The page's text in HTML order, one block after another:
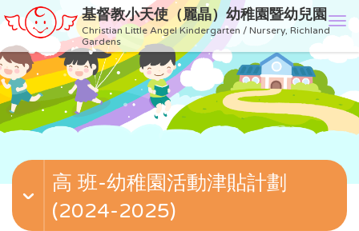
基督教小天使（麗晶）幼稚園暨幼兒園
Christian Little Angel Kindergarten / Nursery, Richland
Gardens
T
o
g
l
e
n
v
高 班-幼稚園活動津貼計劃
(2024-2025)